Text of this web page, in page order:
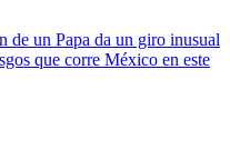
de un Papa da un giro inusual
que corre México en este